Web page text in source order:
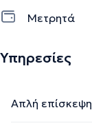
Μετρητά
Υπηρεσίες
Απλή επίσκεψη